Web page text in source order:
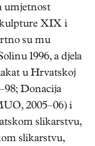
umjetnost
XIX i
su mu
1996, a djela
u Hrvatskoj
Donacija
2005–06) i
slikarstvu,
slikarstvu,